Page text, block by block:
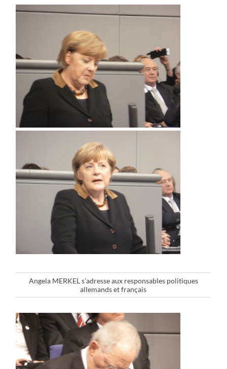
Angela MERKEL s’adresse aux responsables politiques
allemands et français